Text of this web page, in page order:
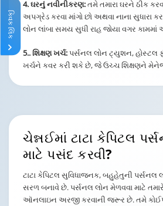
4. ઘરનું નવીનીકરણ:તમે તમારા ઘરને ઠીક
અપગ્રેડ કરવા માંગો છો અથવા નાના સુધારા
લોન લાંબા સમય સુધી રાહ જોયા વગર
5.. શિક્ષણ ખર્ચ:પર્સનલ લોન ટ્યુશન, હોસ્ટલ
ખર્ચને કવર કરી શકે છે, જે ઉચ્ચ શિક્ષણને
ચેન્નઈમાં ટાટા કેપિટલ
માટે પસંદ કરવી?
ટાટા કેપિટલ સુવિધાજનક, બહુહેતુની પર્સનલ
સરળ બનાવે છે. પર્સનલ લોન મેળવવા માટે
ઑનલાઇન અરજી કરવાની જરૂર છે. તમે
ક્વિક લિંક